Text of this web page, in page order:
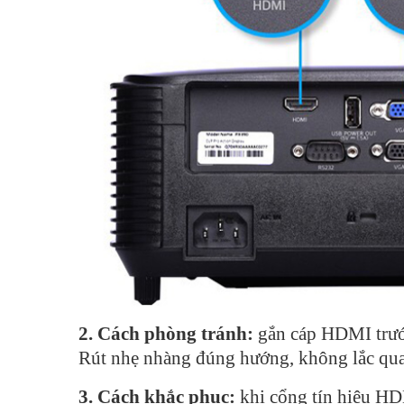
2. Cách phòng tránh: gắn cáp HDMI
Rút nhẹ nhàng đúng hướng, không lắc
3. Cách khắc phục: khi cổng tín hiệu